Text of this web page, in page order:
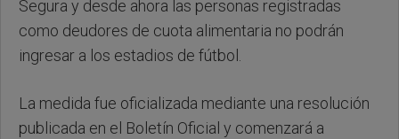
Segura y desde ahora las personas registradas
como deudores de cuota alimentaria no podrán
ingresar a los estadios de fútbol.
La medida fue oficializada mediante una resolución
publicada en el Boletín Oficial y comenzará a